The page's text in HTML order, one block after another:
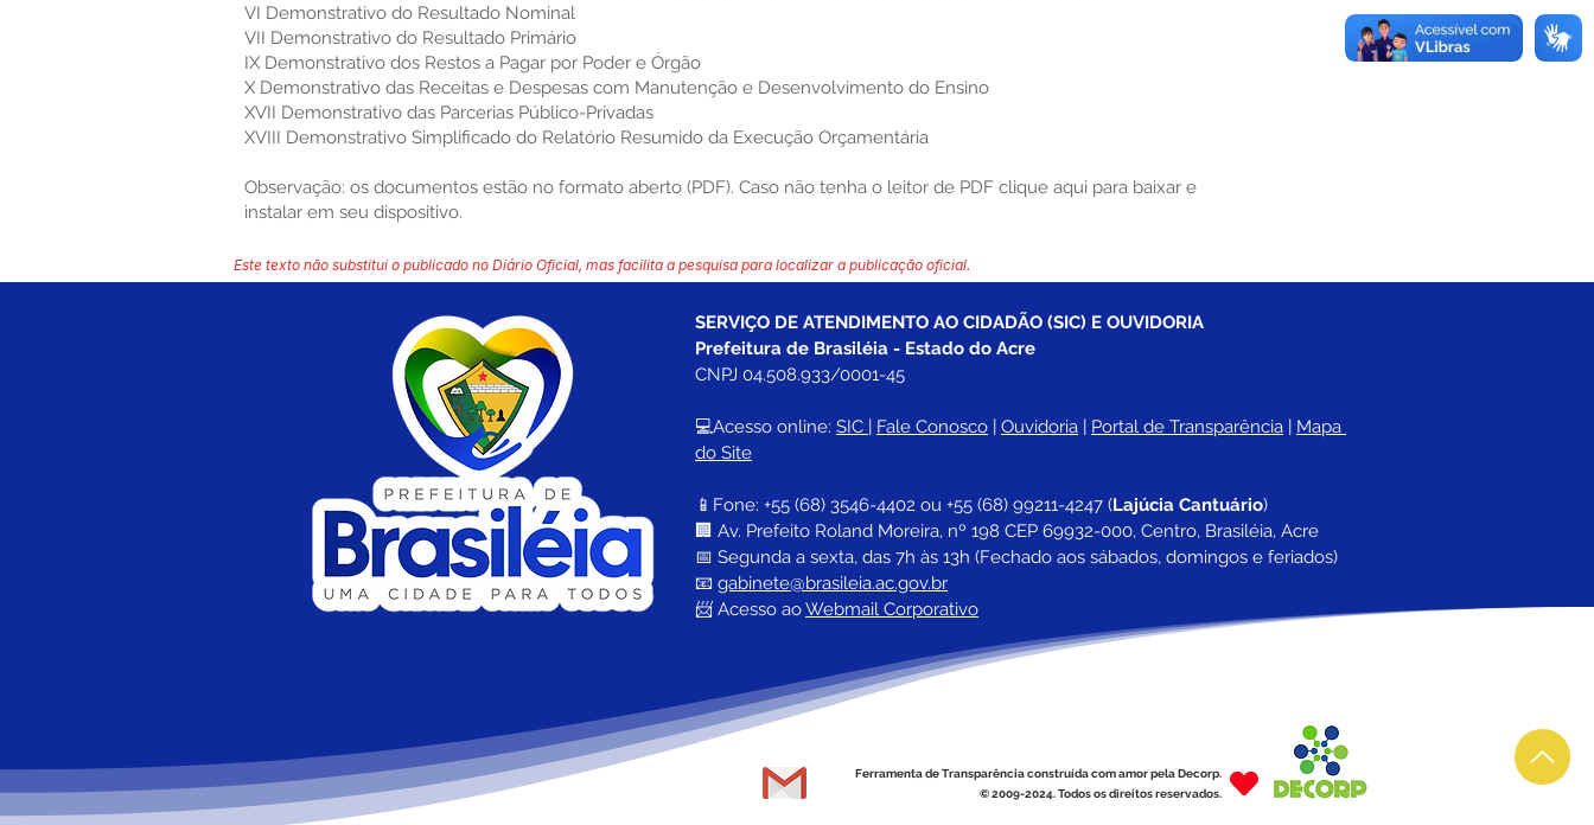
VI Demonstrativo do Resultado Nominal
VII Demonstrativo do Resultado Primário
IX Demonstrativo dos Restos a Pagar por Poder e Órgão
X Demonstrativo das Receitas e Despesas com Manutenção e Desenvolvimento do Ensino
XVII Demonstrativo das Parcerias Público-Privadas
XVIII Demonstrativo Simplificado do Relatório Resumido da Execução Orçamentária
Observação: os documentos estão no formato aberto (PDF). Caso não tenha o leitor de PDF clique aqui para baixar e
instalar em seu dispositivo.
Este texto não substitui o publicado no Diário Oficial, mas facilita a pesquisa para localizar a publicação oficial.
SERVIÇO DE ATENDIMENTO AO CIDADÃO (SIC) E OUVIDORIA
Prefeitura de Brasiléia - Estado do Acre
CNPJ 04.508.933/0001-45
💻Acesso online: SIC | Fale Conosco | Ouvidoria | Portal de Transparência | Mapa
do Site
📱Fone: +55 (68) 3546-4402 ou +55 (68) 99211-4247 (Lajúcia Cantuário)
🏢 Av. Prefeito Roland Moreira, nº 198 CEP 69932-000, Centro, Brasiléia, Acre
📅 Segunda a sexta, das 7h às 13h (Fechado aos sábados, domingos e feriados)
📧 gabinete@brasileia.ac.gov.br
📨 Acesso ao Webmail Corporativo
Ferramenta de Transparência construída com amor pela Decorp.
© 2009-2024. Todos os direitos reservados.